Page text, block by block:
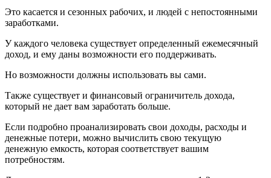
Это касается и сезонных рабочих, и людей с непостоянными
заработками.
У каждого человека существует определенный ежемесячный
доход, и ему даны возможности его поддерживать.
Но возможности должны использовать вы сами.
Также существует и финансовый ограничитель дохода,
который не дает вам заработать больше.
Если подробно проанализировать свои доходы, расходы и
денежные потери, можно вычислить свою текущую
денежную емкость, которая соответствует вашим
потребностям.